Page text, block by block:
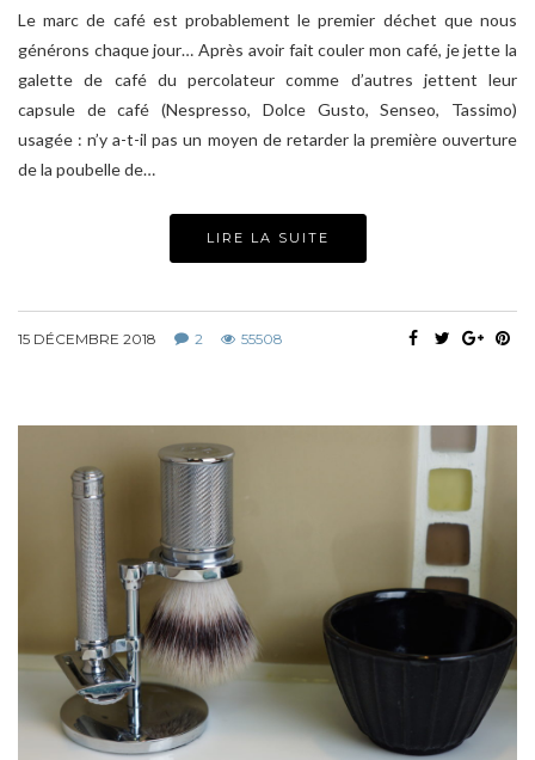
Le marc de café est probablement le premier déchet que nous
générons chaque jour… Après avoir fait couler mon café, je jette la
galette de café du percolateur comme d’autres jettent leur
capsule de café (Nespresso, Dolce Gusto, Senseo, Tassimo)
usagée : n’y a-t-il pas un moyen de retarder la première ouverture
de la poubelle de…
LIRE LA SUITE
15 DÉCEMBRE 2018 2 55508